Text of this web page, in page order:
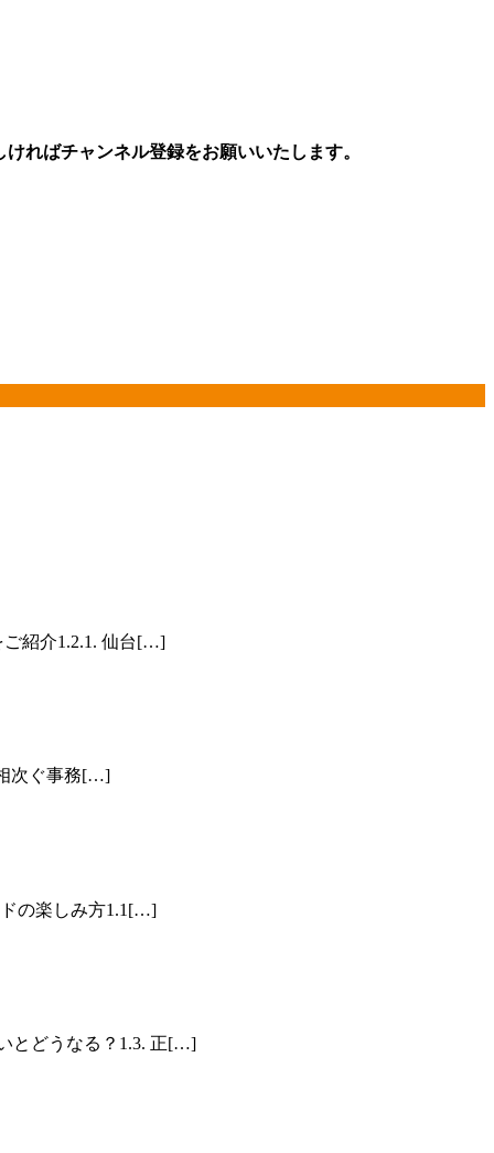
ればチャンネル登録をお願いいたします。
ご紹介1.2.1. 仙台[…]
次ぐ事務[…]
の楽しみ方1.1[…]
とどうなる？1.3. 正[…]